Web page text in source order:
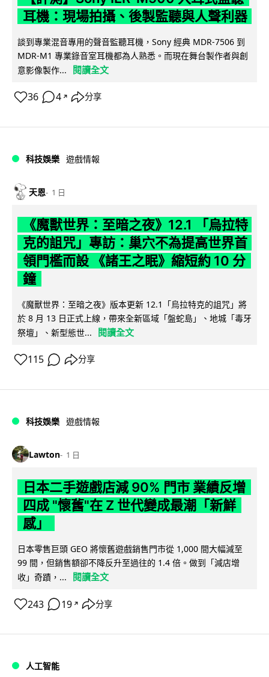
耳機：現場拍攝、後製監聽與人聲利器
談到專業混音專用的聲音監聽耳機，Sony 經典 MDR-7506 到
MDR-M1 專業錄音室耳機都為人熟悉。而現在舞台製作者與創
意影像製作...
閱讀全文
36 4 ↗ 分享
科技娛樂 遊戲情報
天恩 1 日
《魔獸世界：至暗之夜》12.1 「烏拉特
克的詛咒」專訪：巢穴不為提高世界首
領門檻而設 《諸王之眠》縮短約 10 分
鐘
《魔獸世界：至暗之夜》版本更新 12.1「烏拉特克的詛咒」將
於 8 月 13 日正式上線，帶來全新區域「盤蛇島」、地城「毒牙
祭壇」、新型態世...
閱讀全文
115 分享
科技娛樂 遊戲情報
Lawton 1 日
日本二手遊戲店減 90% 門市 業績反增
四成 "懷舊"在 Z 世代變成最潮「新鮮
感」
日本零售巨頭 GEO 將懷舊遊戲銷售門市從 1,000 間大幅減至
99 間，但銷售額卻不降反升至過往的 1.4 倍。做到「減店增
收」奇蹟，...
閱讀全文
243 19 ↗ 分享
人工智能